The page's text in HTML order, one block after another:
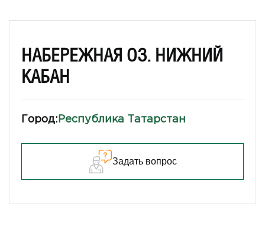
НАБЕРЕЖНАЯ ОЗ. НИЖНИЙ
КАБАН
Город: Республика Татарстан
Задать вопрос